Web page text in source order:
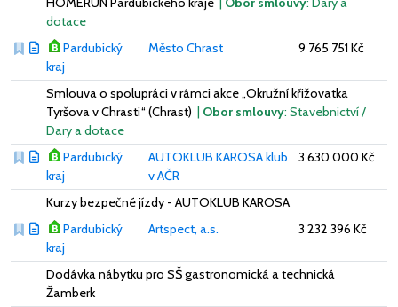
dotace
Pardubický
kraj
Město Chrast 9 765 751 Kč
Smlouva o spolupráci v rámci akce „Okružní křižovatka
Tyršova v Chrasti“ (Chrast) | Obor smlouvy: Stavebnictví /
Dary a dotace
Pardubický
kraj
AUTOKLUB KAROSA klub
v AČR
3 630 000 Kč
Kurzy bezpečné jízdy - AUTOKLUB KAROSA
Pardubický
kraj
Artspect, a.s. 3 232 396 Kč
Dodávka nábytku pro SŠ gastronomická a technická
Žamberk